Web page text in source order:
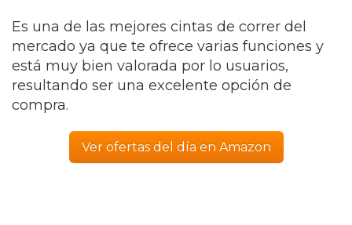
Es una de las mejores cintas de correr del
mercado ya que te ofrece varias funciones y
está muy bien valorada por lo usuarios,
resultando ser una excelente opción de
compra.
Ver ofertas del día en Amazon